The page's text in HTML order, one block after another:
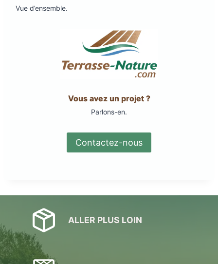
Vue d’ensemble.
Vous avez un projet ?
Parlons-en.
Contactez-nous
ALLER PLUS LOIN